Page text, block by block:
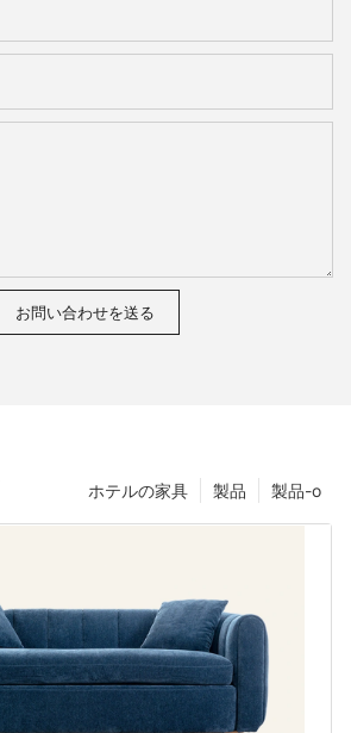
お問い合わせを送る
製品-o
製品
ホテルの家具